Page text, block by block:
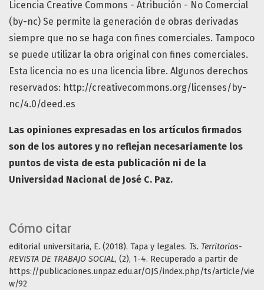
Cómo citar
editorial universitaria, E. (2018). Tapa y legales. Ts. Territorios-
REVISTA DE TRABAJO SOCIAL, (2), 1-4. Recuperado a partir de
https://publicaciones.unpaz.edu.ar/OJS/index.php/ts/article/vie
w/92
Licencia Creative Commons - Atribución - No Comercial
(by-nc) Se permite la generación de obras derivadas
siempre que no se haga con fines comerciales. Tampoco
se puede utilizar la obra original con fines comerciales.
Esta licencia no es una licencia libre. Algunos derechos
reservados: http://creativecommons.org/licenses/by-
nc/4.0/deed.es
Las opiniones expresadas en los artículos firmados
son de los autores y no reflejan necesariamente los
puntos de vista de esta publicación ni de la
Universidad Nacional de José C. Paz.